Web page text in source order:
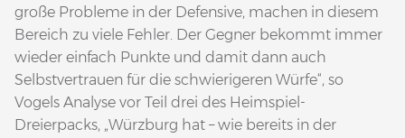
große Probleme in der Defensive, machen in diesem
Bereich zu viele Fehler. Der Gegner bekommt immer
wieder einfach Punkte und damit dann auch
Selbstvertrauen für die schwierigeren Würfe“, so
Vogels Analyse vor Teil drei des Heimspiel-
Dreierpacks, „Würzburg hat – wie bereits in der